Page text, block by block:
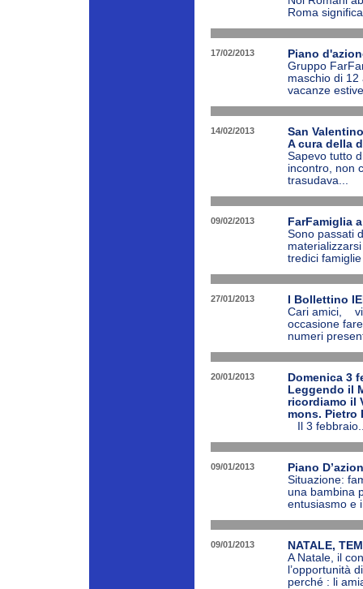
Roma
17/02/2013
Piano
Gruppo
maschio di
vacanze
14/02/2013
San
A cura della
Sapevo tutto
incontro, non
trasudava...
09/02/2013
FarFamiglia
Sono passati
tredici
27/01/2013
I Bollettino
Cari amici, vi
occasione
numeri
20/01/2013
Domenica 3
Leggendo il
ricordiamo il
mons. Pietro
Il 3
09/01/2013
Piano
Situazione:
una bambina
entusiasmo e
09/01/2013
NATALE,
A Natale, il
l’opportunità
perché : li